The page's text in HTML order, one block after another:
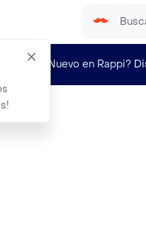
¿Nuevo en Rappi?